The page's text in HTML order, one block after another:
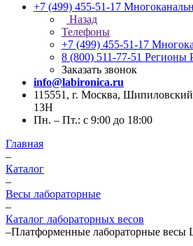
+7 (499) 455-51-17
Назад
Телефоны
+7 (499) 455-51-17
8 (800) 511-77-51 Регионы
Заказать звонок
info@labironica.ru
115551, г. Москва,
13Н
Пн. – Пт.: с 9:00 до 18:00
Главная
–
Каталог
–
Весы лабораторные
–
Каталог лабораторных весов
–Платформенные лабораторные весы